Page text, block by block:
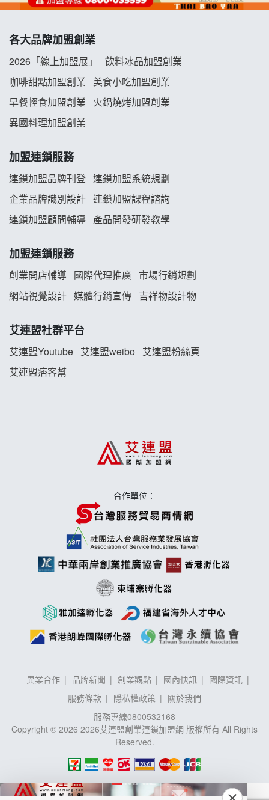
阿性情趣無人販售所加盟明會
龍涎居好湯加盟說明會
韓金量加盟說明會
義氣豐發雞加盟說明會
白鬍泡泡 BOHO POPO加盟說明會
雞咕雞咕加盟說明會
TEA TOP加盟說明會
珍好味臭臭鍋加盟說明會
藍象廷泰式火鍋加盟說明會
手作功夫茶加盟說明會
各大品牌加盟創業
2026「線上加盟展」
飲料冰品加盟創業
咖啡甜點加盟創業
美食小吃加盟創業
早餐輕食加盟創業
火鍋燒烤加盟創業
異國料理加盟創業
加盟連鎖服務
連鎖加盟品牌刊登 連鎖加盟系統規劃
企業品牌識別設計 連鎖加盟課程諮詢
連鎖加盟顧問輔導 產品開發研發教學
加盟連鎖服務
創業開店輔導 國際代理推廣 市場行銷規劃
網站視覺設計 媒體行銷宣傳 吉祥物設計物
艾連盟社群平台
艾連盟Youtube 艾連盟weibo
艾連盟粉絲頁
艾連盟痞客幫
合作單位：
異業合作 品牌新聞 創業觀點 國內快訊
國際資訊
服務條款
隱私權政策
關於我們
服務專線0800532168
Copyright © 2026 2026艾連盟創業連鎖加盟網 版權所有 All Rights
Reserved.